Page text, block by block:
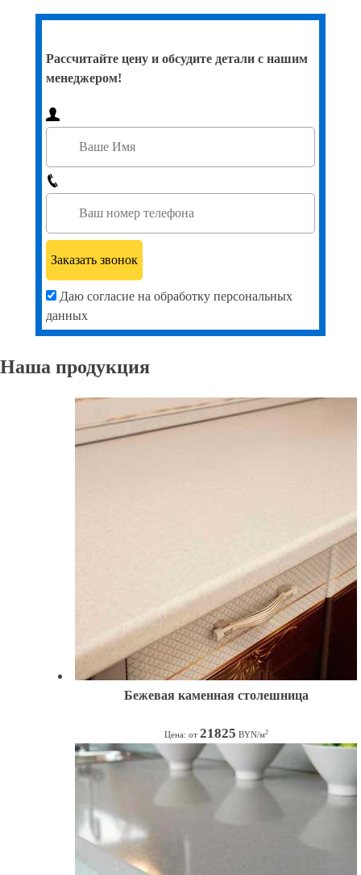
Рассчитайте цену и обсудите детали с нашим
менеджером!
Даю согласие на обработку персональных
данных
Наша продукция
Бежевая каменная столешница
Цена: от 21825 BYN/м2